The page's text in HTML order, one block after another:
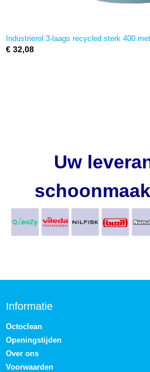
Industrierol 3-laags recycled sterk 400
€ 32,08
Uw
Informatie
Octoclean
Openingstijden
Over ons
Voorwaarden